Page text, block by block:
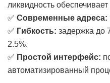
ликвидность
✅ Современные адреса:
✅ Гибкость: задержка до
2.5%.
✅ Простой интерфейс:
автоматизированный